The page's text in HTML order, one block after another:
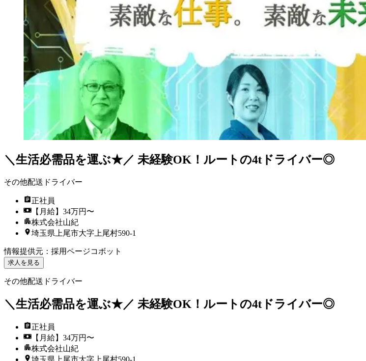
＼生活必需品を運ぶ★／ 未経験OK！ルートの4tドライバー◎
その他配送ドライバー
正社員
【月給】34万円〜
株式会社山紀
埼玉県上尾市大字上尾村590-1
情報提供元 ： 採用ページコボット
求人を見る
その他配送ドライバー
＼生活必需品を運ぶ★／ 未経験OK！ルートの4tドライバー◎
正社員
【月給】34万円〜
株式会社山紀